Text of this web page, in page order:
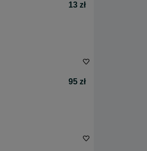
13 zł
95 zł